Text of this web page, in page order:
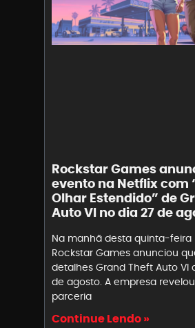
Rockstar Games
evento na Netflix com
Olhar Estendido” de
Auto VI no dia 27 de
Na manhã desta quinta-feira
Rockstar Games anunciou
detalhes Grand Theft Auto VI
de agosto. A empresa
parceria
Continue Lendo »